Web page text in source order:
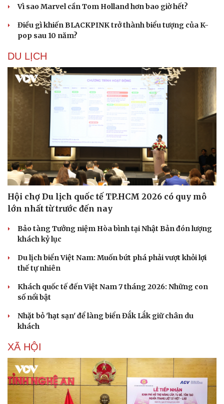
Du lịch
Tư vấn
check-in
Podcast
Cửa sổ tình yêu
Hạt giống tâm hồn
Vì sao Marvel cần Tom Holland hơn bao giờ hết?
Điều gì khiến BLACKPINK trở thành biểu tượng của K-
pop sau 10 năm?
DU LỊCH
Hội chợ Du lịch quốc tế TP.HCM 2026 có quy mô
lớn nhất từ trước đến nay
Bảo tàng Tưởng niệm Hòa bình tại Nhật Bản đón lượng
khách kỷ lục
Du lịch biển Việt Nam: Muốn bứt phá phải vượt khỏi lợi
thế tự nhiên
Khách quốc tế đến Việt Nam 7 tháng 2026: Những con
số nổi bật
Nhặt bỏ 'hạt sạn' để làng biển Đắk Lắk giữ chân du
khách
XÃ HỘI